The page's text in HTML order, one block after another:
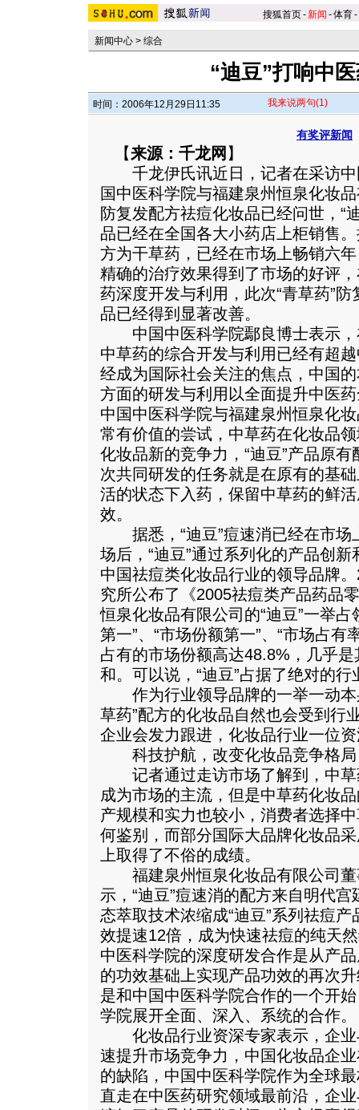
搜狐首页-新闻 -体育-
新闻中心 > 综合
“迪豆”打响中
时间：2006年12月29日11:35 我来说两句(1)
有奖评新闻
【来源：千龙网 】
千龙伊氏讯近日，记者在采访中
国中医科学院与福建泉州恒泉化妆
防复发配方祛痘化妆品已经问世，“
品已经在全国各大小药店上柜销售
方为干草药，已经在市场上畅销六
精确的治疗效果得到了市场的好评
药深度开发与利用，此次“青草药”
品已经得到显著改善。
中国中医科学院鄢良博士表示，
中草药的综合开发与利用已经有超
经成为国际社会关注的焦点，中国
方面的研发与利用以全面提升中医
中国中医科学院与福建泉州恒泉化
常有价值的尝试，中草药在化妆品
化妆品新的竞争力，“迪豆”产品原
次共同研发的任务就是在原有的基
活的状态下入药，保留中草药的鲜
效。
据悉，“迪豆”痘速消已经在市场
场后，“迪豆”通过系列化的产品创
中国祛痘类化妆品行业的领导品牌
究所公布了《2005祛痘类产品药品
恒泉化妆品有限公司的“迪豆”一举占
第一”、“市场份额第一”、“市场占有
占有的市场份额高达48.8%，几乎
和。可以说，“迪豆”占据了绝对的行
作为行业领导品牌的一举一动本
草药”配方的化妆品自然也会受到行
企业会发力跟进，化妆品行业一位
科技护航，改变化妆品竞争格局
记者通过走访市场了解到，中草
成为市场的主流，但是中草药化妆
产规模和实力也较小，消费者选择
何鉴别，而部分国际大品牌化妆品
上取得了不俗的成绩。
福建泉州恒泉化妆品有限公司董
示，“迪豆”痘速消的配方来自明代
态萃取技术浓缩成“迪豆”系列祛痘
效提速12倍，成为快速祛痘的纯天
中医科学院的深度研发合作是从产
的功效基础上实现产品功效的再次
是和中国中医科学院合作的一个开
学院展开全面、深入、系统的合作。
化妆品行业资深专家表示，企业
速提升市场竞争力，中国化妆品企
的缺陷，中国中医科学院作为全球
直走在中医药研究领域最前沿，企